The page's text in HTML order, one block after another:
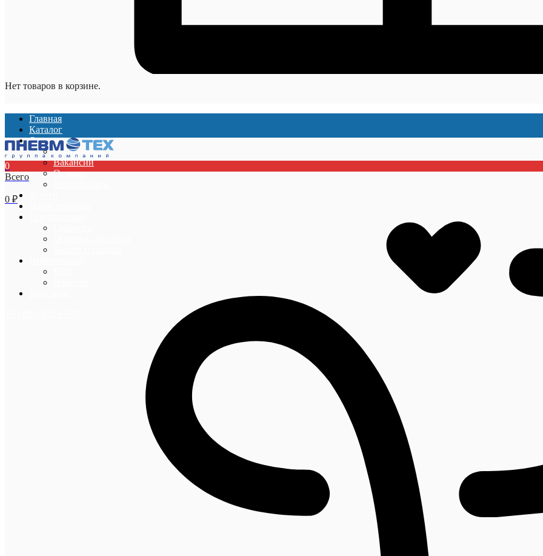
Нет товаров в корзине.
Главная
Каталог
О компании
О компании
Вакансии
Отзывы
0
Всего
0 ₽